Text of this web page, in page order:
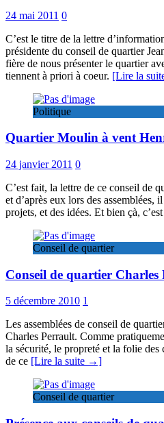
24 mai 2011 0
C’est le titre de la lettre
présidente du conseil de quartier
fière de nous présenter le quartier
tiennent à priori à coeur. [Lire la
Politique
Quartier Moulin à vent
24 janvier 2011 0
C’est fait, la lettre de ce conseil de
et d’après eux lors des assemblées,
projets, et des idées. Et bien çà, c’est
Conseil de quartier
Conseil de quartier Charles
5 décembre 2010 1
Les assemblées de conseil de
Charles Perrault. Comme
la sécurité, le propreté et la folie
de ce [Lire la suite →]
Conseil de quartier